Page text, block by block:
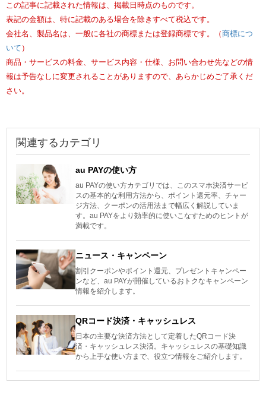
この記事に記載された情報は、掲載日時点のものです。
表記の金額は、特に記載のある場合を除きすべて税込です。
会社名、製品名は、一般に各社の商標または登録商標です。（ 商標につ
いて ）
商品・サービスの料金、サービス内容・仕様、お問い合わせ先などの情
報は予告なしに変更されることがありますので、あらかじめご了承くだ
さい。
関連するカテゴリ
au PAYの使い方
au PAYの使い方カテゴリでは、このスマホ決済サービ
スの基本的な利用方法から、ポイント還元率、チャー
ジ方法、クーポンの活用法まで幅広く解説していま
す。au PAYをより効率的に使いこなすためのヒントが
満載です。
ニュース・キャンペーン
割引クーポンやポイント還元、プレゼントキャンペー
ンなど、au PAYが開催しているおトクなキャンペーン
情報を紹介します。
QRコード決済・キャッシュレス
日本の主要な決済方法として定着したQRコード決
済・キャッシュレス決済。キャッシュレスの基礎知識
から上手な使い方まで、役立つ情報をご紹介します。